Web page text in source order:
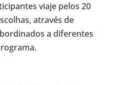
viaje pelos 20
através de
a diferentes